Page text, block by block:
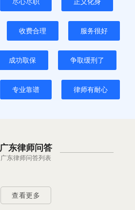
收费合理 服务很好
成功取保 争取缓刑了
专业靠谱 律师有耐心
广东律师问答
广东律师问答列表
查看更多